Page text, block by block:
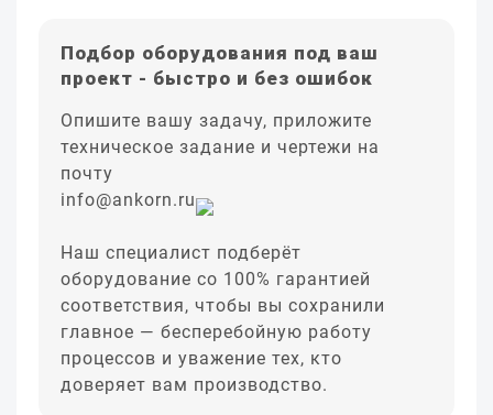
Подбор оборудования под ваш
проект - быстро и без ошибок
Опишите вашу задачу, приложите
техническое задание и чертежи на
почту
info@ankorn.ru
Наш специалист подберёт
оборудование со 100% гарантией
соответствия, чтобы вы сохранили
главное — бесперебойную работу
процессов и уважение тех, кто
доверяет вам производство.